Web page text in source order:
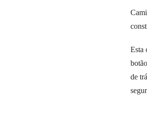
Esta
de